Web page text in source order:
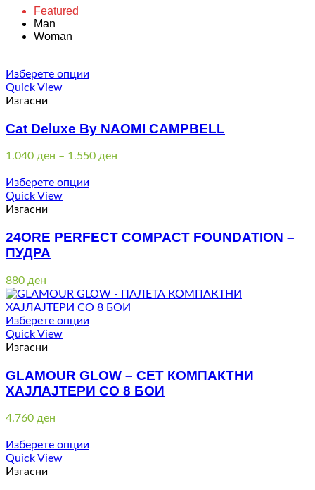
Featured
Man
Woman
Изберете опции
Quick View
Изгасни
Cat Deluxe By NAOMI CAMPBELL
1.040 ден – 1.550 ден
Изберете опции
Quick View
Изгасни
24ORE PERFECT COMPACT FOUNDATION –
ПУДРА
880 ден
Изберете опции
Quick View
Изгасни
GLAMOUR GLOW – СЕТ КОМПАКТНИ
ХАЈЛАЈТЕРИ СО 8 БОИ
4.760 ден
Изберете опции
Quick View
Изгасни